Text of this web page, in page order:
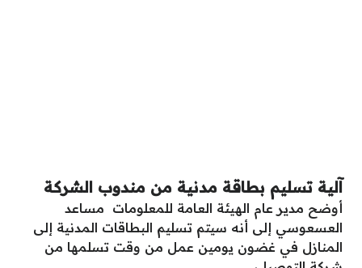
آلية تسليم بطاقة مدنية من مندوب الشركة
أوضح مدير عام الهيئة العامة للمعلومات مساعد
العسعوسي إلى أنه سيتم تسليم البطاقات المدنية إلى
المنازل في غضون يومين عمل من وقت تسلمها من